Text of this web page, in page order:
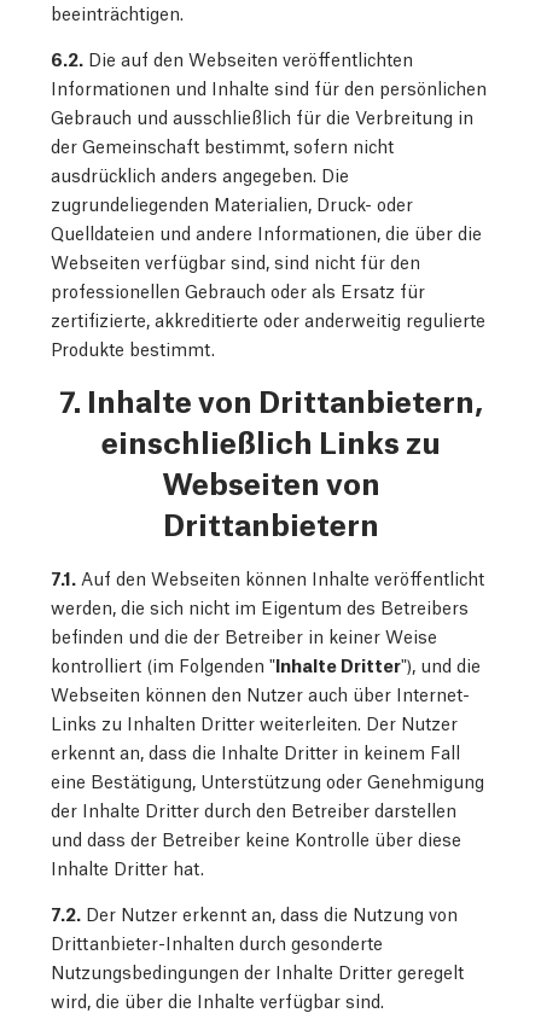
beeinträchtigen.
6.2. Die auf den Webseiten veröffentlichten
Informationen und Inhalte sind für den persönlichen
Gebrauch und ausschließlich für die Verbreitung in
der Gemeinschaft bestimmt, sofern nicht
ausdrücklich anders angegeben. Die
zugrundeliegenden Materialien, Druck- oder
Quelldateien und andere Informationen, die über die
Webseiten verfügbar sind, sind nicht für den
professionellen Gebrauch oder als Ersatz für
zertifizierte, akkreditierte oder anderweitig regulierte
Produkte bestimmt.
7. Inhalte von Drittanbietern,
einschließlich Links zu
Webseiten von
Drittanbietern
7.1. Auf den Webseiten können Inhalte veröffentlicht
werden, die sich nicht im Eigentum des Betreibers
befinden und die der Betreiber in keiner Weise
kontrolliert (im Folgenden "Inhalte Dritter"), und die
Webseiten können den Nutzer auch über Internet-
Links zu Inhalten Dritter weiterleiten. Der Nutzer
erkennt an, dass die Inhalte Dritter in keinem Fall
eine Bestätigung, Unterstützung oder Genehmigung
der Inhalte Dritter durch den Betreiber darstellen
und dass der Betreiber keine Kontrolle über diese
Inhalte Dritter hat.
7.2. Der Nutzer erkennt an, dass die Nutzung von
Drittanbieter-Inhalten durch gesonderte
Nutzungsbedingungen der Inhalte Dritter geregelt
wird, die über die Inhalte verfügbar sind.